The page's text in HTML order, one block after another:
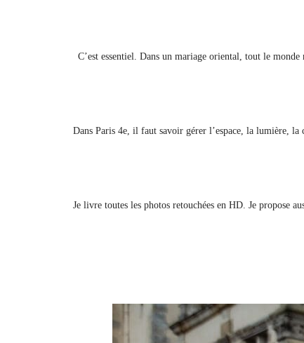
C’est essentiel. Dans un mariage oriental, tout le
Dans Paris 4e, il faut savoir gérer l’espace, la lumière, la
Je livre toutes les photos retouchées en HD. Je propose